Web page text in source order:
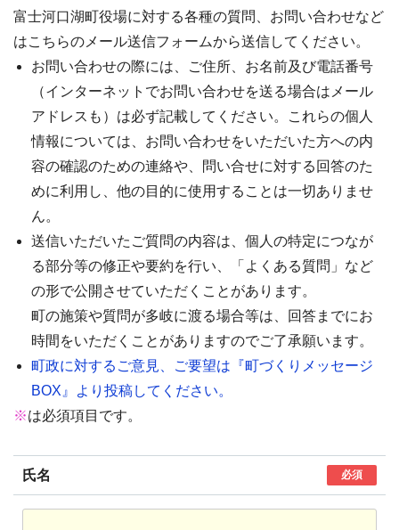
富士河口湖町役場に対する各種の質問、お問い合わせなど
はこちらのメール送信フォームから送信してください。
お問い合わせの際には、ご住所、お名前及び電話番号
（インターネットでお問い合わせを送る場合はメール
アドレスも）は必ず記載してください。これらの個人
情報については、お問い合わせをいただいた方への内
容の確認のための連絡や、問い合せに対する回答のた
めに利用し、他の目的に使用することは一切ありませ
ん。
送信いただいたご質問の内容は、個人の特定につなが
る部分等の修正や要約を行い、「よくある質問」など
の形で公開させていただくことがあります。
町の施策や質問が多岐に渡る場合等は、回答までにお
時間をいただくことがありますのでご了承願います。
町政に対するご意見、ご要望は『町づくりメッセージ
BOX』より投稿してください。
※は必須項目です。
氏名 必須